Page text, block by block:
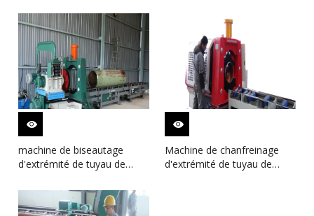
machine de biseautage
d'extrémité de tuyau de
ordinateur de puissance
stationnaire et forte dans la
Machine de chanfreinage
d'extrémité de tuyau de